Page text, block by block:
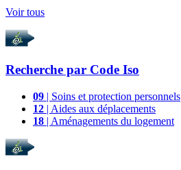
Voir tous
Recherche par Code Iso
09 | Soins et protection personnels
12 | Aides aux déplacements
18 | Aménagements du logement